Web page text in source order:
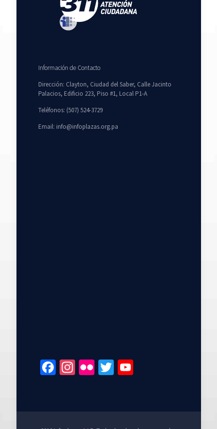
Información de Contacto
Dirección: Clayton, Ciudad del Saber, Calle Jacinto
Palacios, Edificio 223, Piso #1, Local P1-A
Teléfonos: (507) 524-3729
Email: info@infoplazas.org.pa
Facebook
Instagram
FlickrTwitterYouTube